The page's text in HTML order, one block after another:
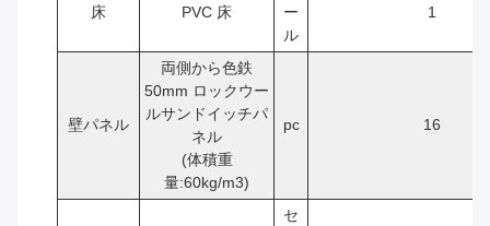
床 PVC 床
ー
ル
1
壁パネル
両側から色鉄
50mm ロックウー
ルサンドイッチパ
ネル
(体積重
量:60kg/m3)
pc 16
セ